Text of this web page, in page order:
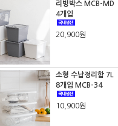
리빙박스 MCB-MD
4개입
20,900원
소형 수납정리함 7L
8개입 MCB-34
10,900원